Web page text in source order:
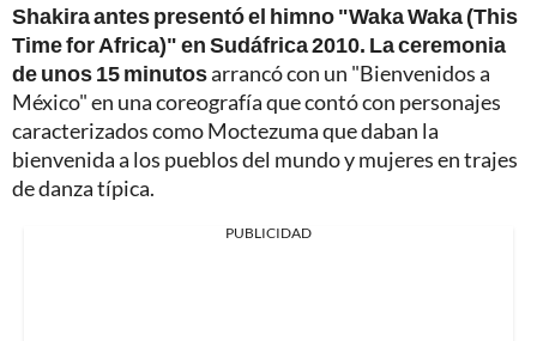
Shakira antes presentó el himno "Waka Waka (This
Time for Africa)" en Sudáfrica 2010. La ceremonia
de unos 15 minutosarrancó con un "Bienvenidos a
México" en una coreografía que contó con personajes
caracterizados como Moctezuma que daban la
bienvenida a los pueblos del mundo y mujeres en trajes
de danza típica.
PUBLICIDAD